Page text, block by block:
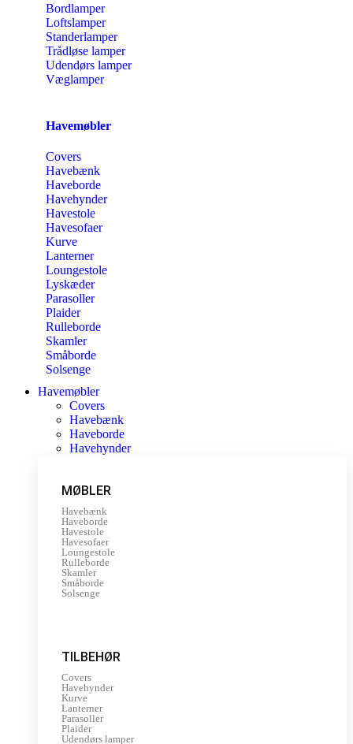
Bordlamper
Loftslamper
Standerlamper
Trådløse lamper
Udendørs lamper
Væglamper
Havemøbler
Covers
Havebænk
Haveborde
Havehynder
Havestole
Havesofaer
Kurve
Lanterner
Loungestole
Lyskæder
Parasoller
Plaider
Rulleborde
Skamler
Småborde
Solsenge
Havemøbler
Covers
Havebænk
Haveborde
Havehynder
MØBLER
Havebænk
Haveborde
Havestole
Havesofaer
Loungestole
Rulleborde
Skamler
Småborde
Solsenge
TILBEHØR
Covers
Havehynder
Kurve
Lanterner
Parasoller
Plaider
Udendørs lamper